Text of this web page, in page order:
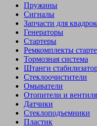
Пружины
Сигналы
Запчасти для
Генераторы
Стартеры
Ремкомплекты
Тормозная система
Штанги
Стеклоочистители
Омыватели
Отопители и
Датчики
Стеклоподъемники
Пластик